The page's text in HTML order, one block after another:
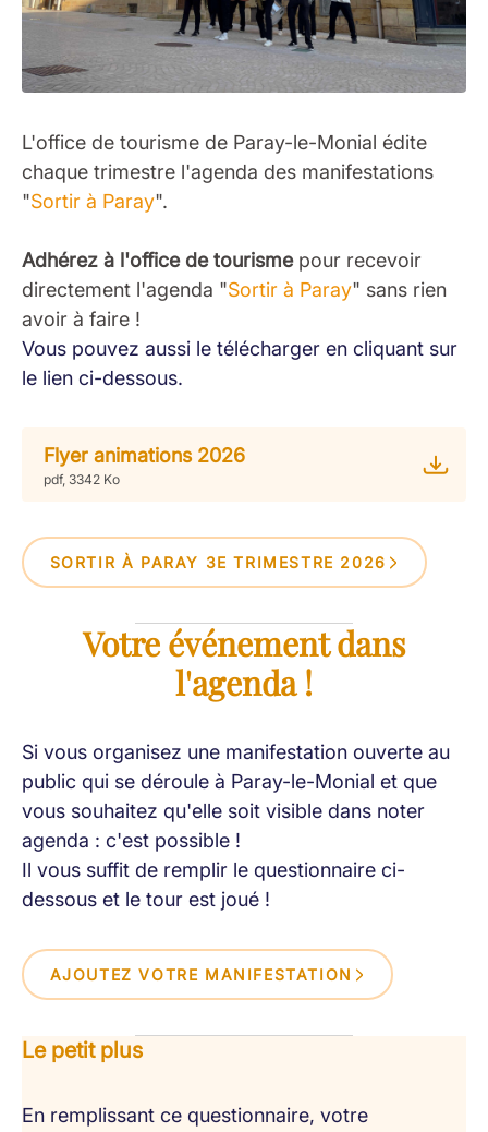
L'office de tourisme de Paray-le-Monial édite
chaque trimestre l'agenda des manifestations
"Sortir à Paray".
Adhérez à l'office de tourismepour recevoir
directement l'agenda "Sortir à Paray" sans rien
avoir à faire !
Vous pouvez aussi le télécharger en cliquant sur
le lien ci-dessous.
Flyer animations 2026
pdf, 3342 Ko
SORTIR À PARAY 3E TRIMESTRE 2026
Votre événement dans
l'agenda !
Si vous organisez une manifestation ouverte au
public qui se déroule à Paray-le-Monial et que
vous souhaitez qu'elle soit visible dans noter
agenda : c'est possible !
Il vous suffit de remplir le questionnaire ci-
dessous et le tour est joué !
AJOUTEZ VOTRE MANIFESTATION
Le petit plus
En remplissant ce questionnaire, votre